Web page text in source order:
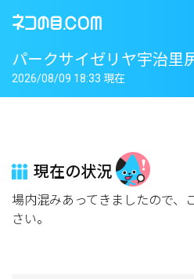
パークサイゼリヤ宇治里
2026/08/09 18:33 現在
現在の状況
場内混みあってきましたので、
さい。